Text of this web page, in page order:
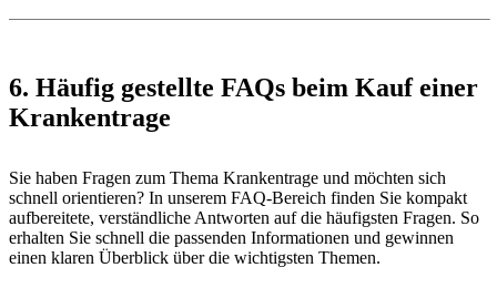
6. Häufig gestellte FAQs beim Kauf einer
Krankentrage
Sie haben Fragen zum Thema Krankentrage und möchten sich
schnell orientieren? In unserem FAQ-Bereich finden Sie kompakt
aufbereitete, verständliche Antworten auf die häufigsten Fragen. So
erhalten Sie schnell die passenden Informationen und gewinnen
einen klaren Überblick über die wichtigsten Themen.